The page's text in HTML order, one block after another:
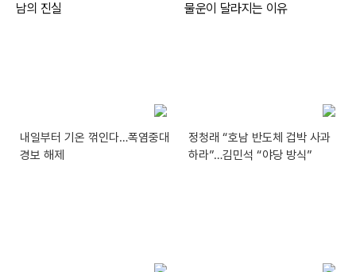
내일부터 기온 꺾인다…폭염중대
경보 해제
정청래 “호남 반도체 겁박 사과
하라”…김민석 “야당 방식”